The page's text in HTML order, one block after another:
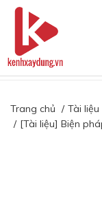
Trang chủ
Tài
[Tài liệu] Biện